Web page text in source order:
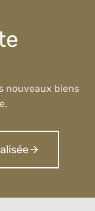
nouveaux biens